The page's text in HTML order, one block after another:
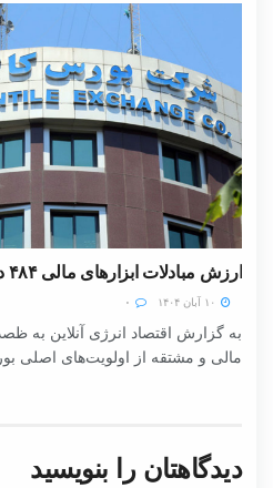
ارزش مبادلات ابزارهای مالی ۴۸۴ درصد رشد کرد
به گزارش اقتصاد انرژی آنلاین به
مالی و مشتقه از اولویت‌های اصلی
دیدگاهتان را بنویسید